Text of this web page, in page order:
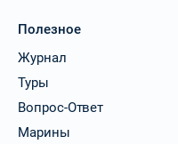
Полезное
Журнал
Туры
Вопрос-Ответ
Марины